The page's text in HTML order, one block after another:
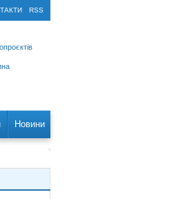
RSS
Новини